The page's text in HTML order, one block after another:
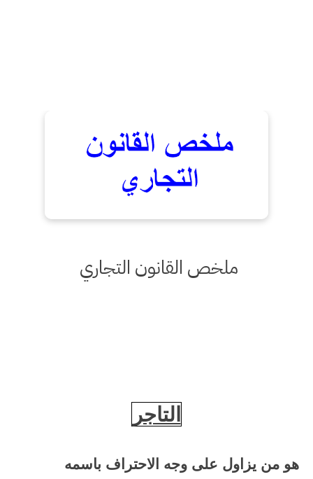
ملخص القانون التجاري
التاجر
هو من يزاول على وجه الاحتراف باسمه